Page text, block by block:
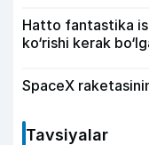
Hatto fantastika
ko‘rishi kerak
SpaceX
Tavsiyalar